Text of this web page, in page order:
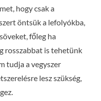
hogy csak a
öntsük a lefolyókba,
főleg ha
rosszabbat is tehetünk
tudja a vegyszer
lesz szükség,